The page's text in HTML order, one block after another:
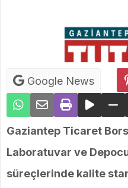
Google News
Gaziantep Ticaret
Laboratuvar ve
süreçlerinde kalite